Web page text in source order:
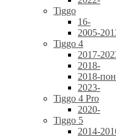
Tiggo
16-
2005-
Tiggo 4
2017-
2018-
2018-
2023-
Tiggo 4 Pro
2020-
Tiggo 5
2014-